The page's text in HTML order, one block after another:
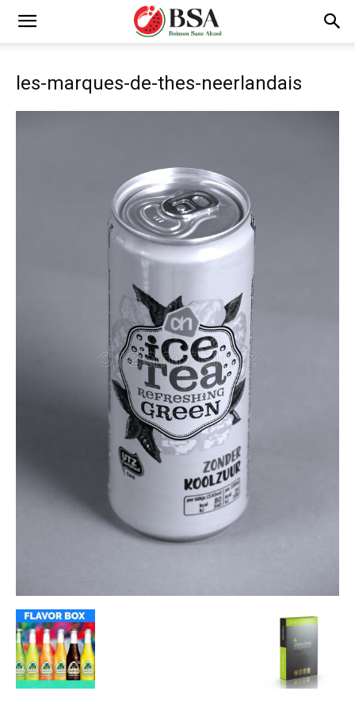
les-marques-de-thes-neerlandais